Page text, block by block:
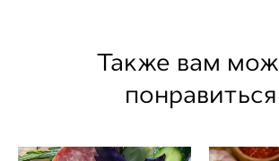
Также вам
понравиться